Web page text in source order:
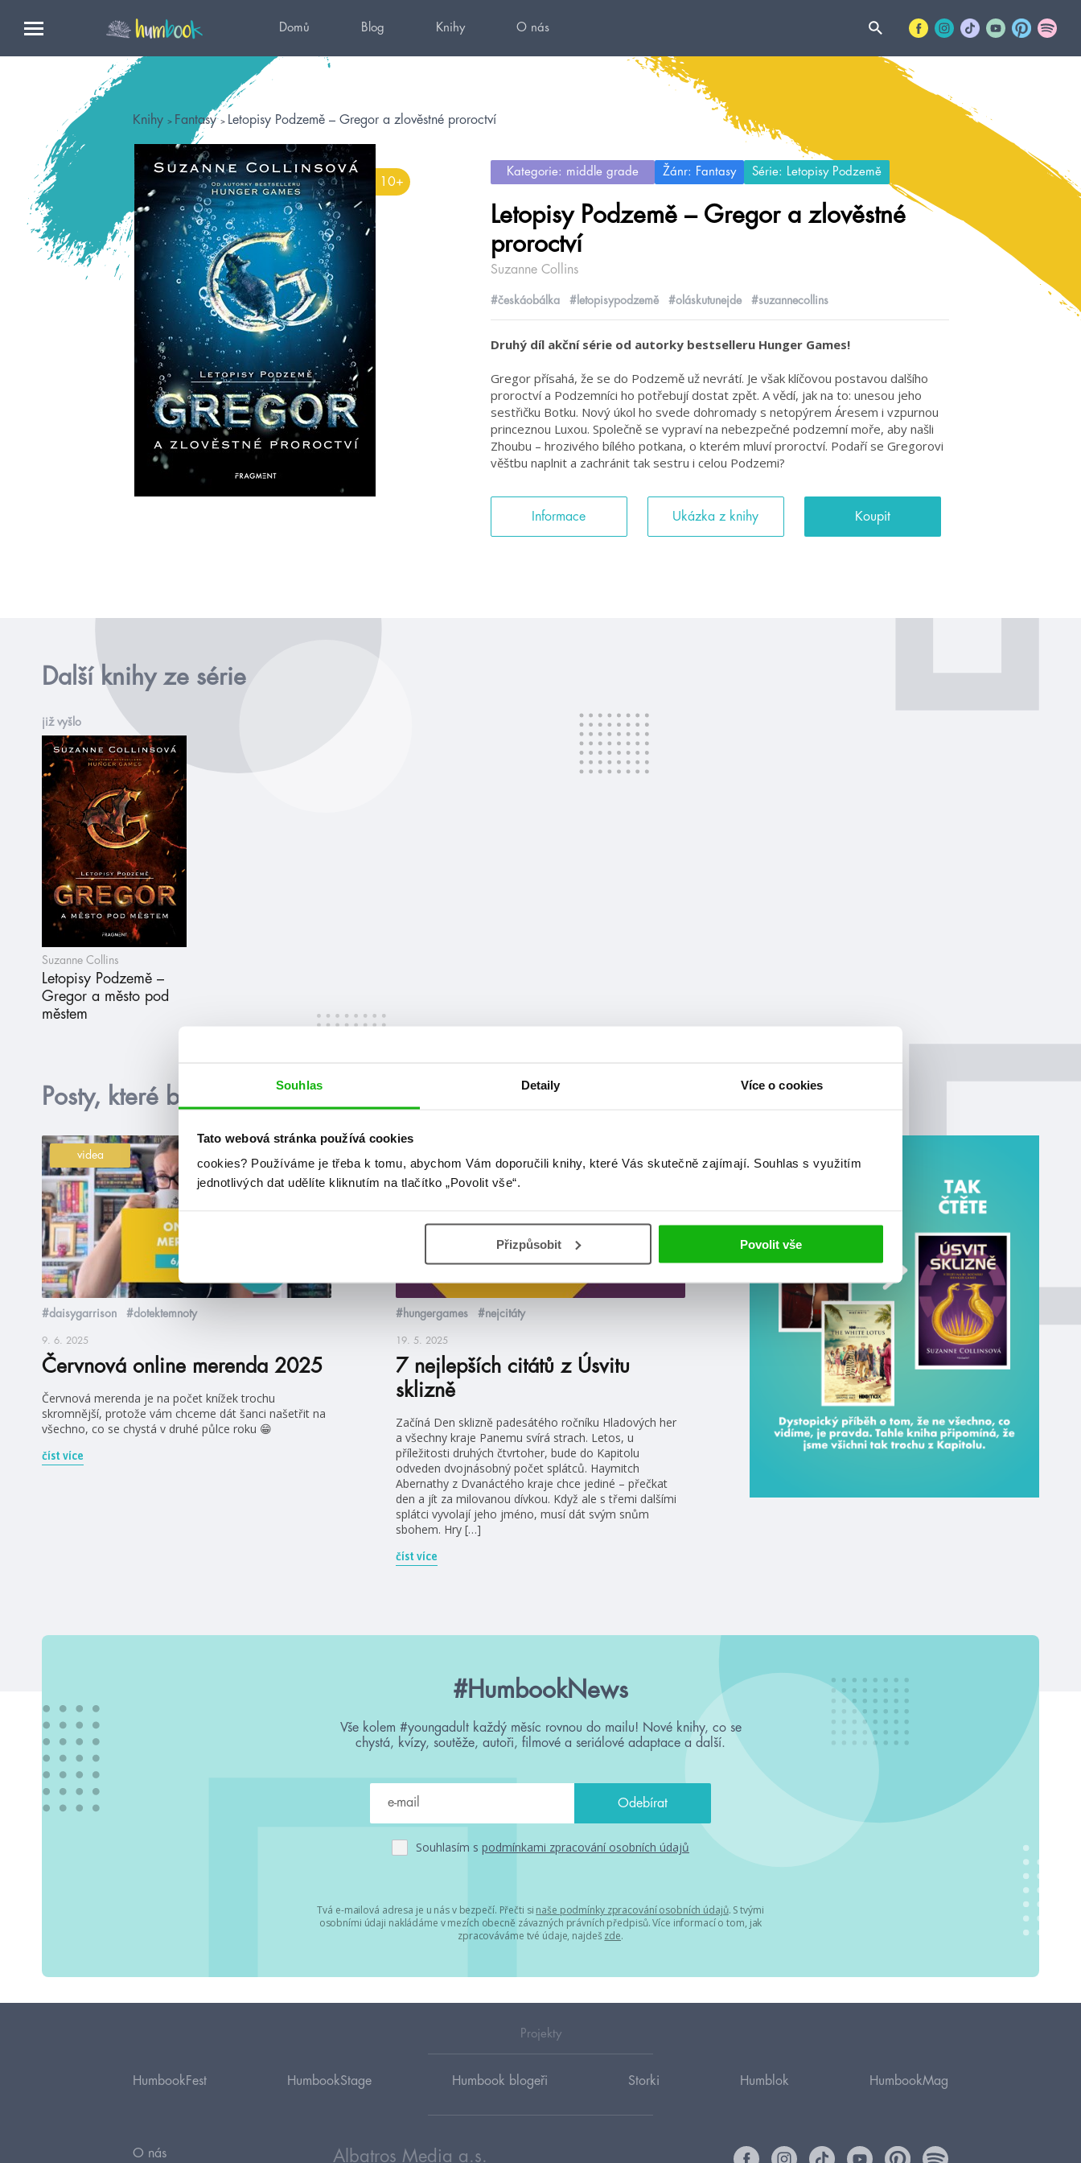
Souhlas Detaily Více o cookies
Tato webová stránka používá cookies
cookies? Používáme je třeba k tomu, abychom Vám doporučili knihy, které Vás skutečně zajímají. Souhlas s využitím
jednotlivých dat udělíte kliknutím na tlačítko „Povolit vše“.
Přizpůsobit Povolit vše
Domů Blog Knihy O nás
Knihy Fantasy Letopisy Podzemě – Gregor a zlověstné proroctví
10+
Kategorie: middle grade Žánr: Fantasy Série: Letopisy Podzemě
Letopisy Podzemě – Gregor a zlověstné
proroctví
Suzanne Collins
#českáobálka #letopisypodzemě #oláskutunejde #suzannecollins
Druhý díl akční série od autorky bestselleru Hunger Games!
Gregor přísahá, že se do Podzemě už nevrátí. Je však klíčovou postavou dalšího
proroctví a Podzemníci ho potřebují dostat zpět. A vědí, jak na to: unesou jeho
sestřičku Botku. Nový úkol ho svede dohromady s netopýrem Áresem i vzpurnou
princeznou Luxou. Společně se vypraví na nebezpečné podzemní moře, aby našli
Zhoubu – hrozivého bílého potkana, o kterém mluví proroctví. Podaří se Gregorovi
věštbu naplnit a zachránit tak sestru i celou Podzemi?
Informace Ukázka z knihy Koupit
Další knihy ze série
již vyšlo
Suzanne Collins
Letopisy Podzemě –
Gregor a město pod
městem
Posty, které by tě mohly zajímat
videa
#daisygarrison #dotektemnoty
9. 6. 2025
Červnová online merenda 2025
Červnová merenda je na počet knížek trochu
skromnější, protože vám chceme dát šanci našetřit na
všechno, co se chystá v druhé půlce roku 😁
číst více
#hungergames #nejcitáty
19. 5. 2025
7 nejlepších citátů z Úsvitu
sklizně
Začíná Den sklizně padesátého ročníku Hladových her
a všechny kraje Panemu svírá strach. Letos, u
příležitosti druhých čtvrtoher, bude do Kapitolu
odveden dvojnásobný počet splátců. Haymitch
Abernathy z Dvanáctého kraje chce jediné – přečkat
den a jít za milovanou dívkou. Když ale s třemi dalšími
splátci vyvolají jeho jméno, musí dát svým snům
sbohem. Hry […]
číst více
#HumbookNews
Vše kolem #youngadult každý měsíc rovnou do mailu! Nové knihy, co se
chystá, kvízy, soutěže, autoři, filmové a seriálové adaptace a další.
Souhlasím s podmínkami zpracování osobních údajů
Tvá e-mailová adresa je u nás v bezpečí. Přečti si naše podmínky zpracování osobních údajů. S tvými
osobními údaji nakládáme v mezích obecně závazných právních předpisů. Více informací o tom, jak
zpracováváme tvé údaje, najdeš zde.
Projekty
HumbookFest HumbookStage Humbook blogeři Storki Humblok HumbookMag
O nás Albatros Media a.s.